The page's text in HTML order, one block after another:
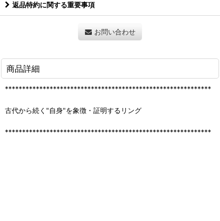
返品特約に関する重要事項
お問い合わせ
商品詳細
************************************************************
古代から続く"自身"を象徴・証明するリング
************************************************************